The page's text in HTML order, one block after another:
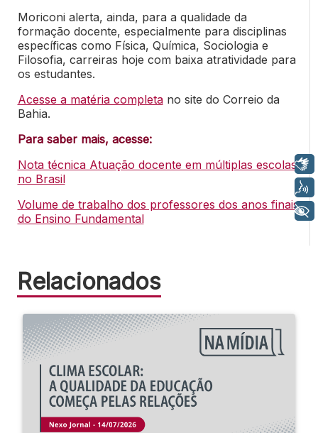
Moriconi alerta, ainda, para a qualidade da
formação docente, especialmente para disciplinas
específicas como Física, Química, Sociologia e
Filosofia, carreiras hoje com baixa atratividade para
os estudantes.
Acesse a matéria completano site do Correio da
Bahia.
Para saber mais, acesse:
Nota técnica Atuação docente em múltiplas escolas
no Brasil
Volume de trabalho dos professores dos anos finais
do Ensino Fundamental
Relacionados
Libras
+ Acessibilidade